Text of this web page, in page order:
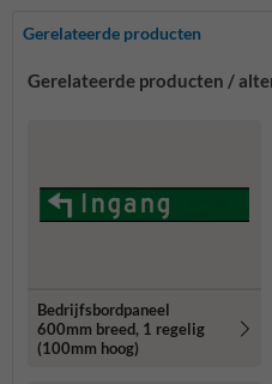
Gerelateerde producten
Gerelateerde producten /
Bedrijfsbordpaneel
600mm breed, 1 regelig
(100mm hoog)